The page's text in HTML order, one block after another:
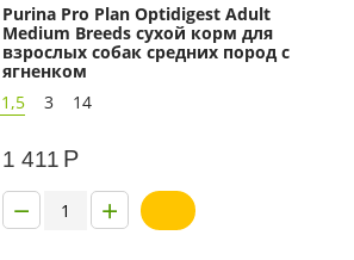
Purina Pro Plan Optidigest Adult
Medium Breeds сухой корм для
взрослых собак средних пород с
ягненком
1,5
3 14
1 411 Р
+
−